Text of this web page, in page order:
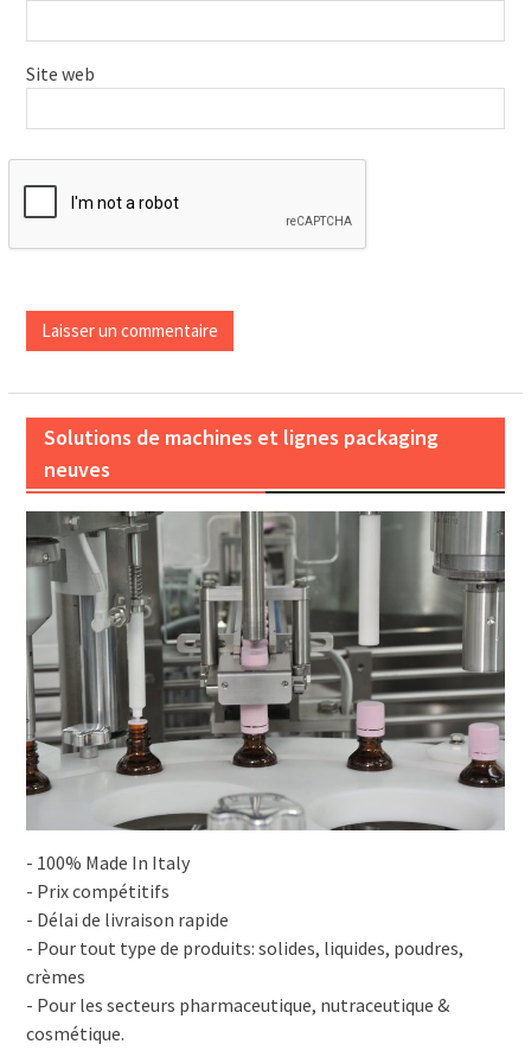
Site web
Solutions de machines et lignes packaging
neuves
- 100% Made In Italy
- Prix compétitifs
- Délai de livraison rapide
- Pour tout type de produits: solides, liquides, poudres,
crèmes
- Pour les secteurs pharmaceutique, nutraceutique &
cosmétique.